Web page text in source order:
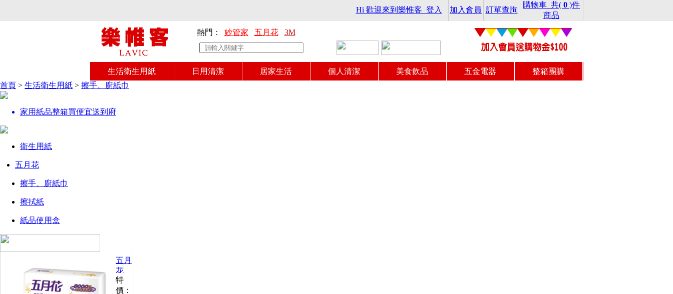
Hi 歡迎來到樂惟客 登入 加入會員 訂單查詢
購物車 共( 0 )件
商品
熱門：
妙管家 五月花 3M
生活衛生用紙 日用清潔 居家生活 個人清潔 美食飲品 五金電器
整箱團購
首頁 > 生活衛生用紙 > 擦手、廚紙巾
家用紙品整箱買便宜送到府
衛生用紙
五月花
擦手、廚紙巾
擦拭紙
紙品使用盒
五月
花
高導
水擦
特
價：